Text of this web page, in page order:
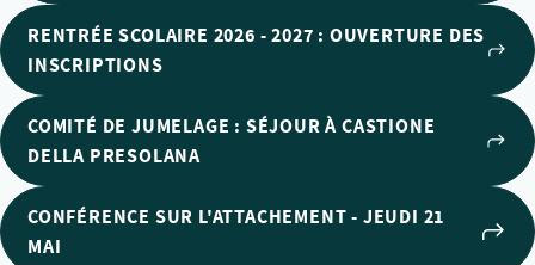
RENTRÉE SCOLAIRE 2026 - 2027 : OUVERTURE DES
INSCRIPTIONS
COMITÉ DE JUMELAGE : SÉJOUR À CASTIONE
DELLA PRESOLANA
CONFÉRENCE SUR L'ATTACHEMENT - JEUDI 21
MAI